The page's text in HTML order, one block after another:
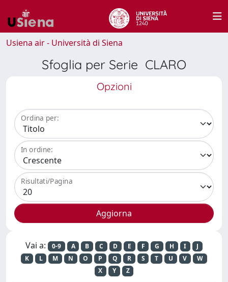
Usiena air - Università di Siena
Sfoglia per Serie CLARO
Opzioni
Ordina per:
In ordine:
Risultati/Pagina
Vai a: 0-9 A B C D E F G H I
J
K
L M N O P Q R S T U V
W
X
Y Z